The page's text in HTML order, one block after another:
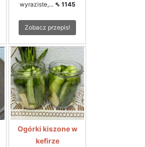
wyraziste,... ⇖ 1145
Zobacz przepis!
Ogórki kiszone w
kefirze